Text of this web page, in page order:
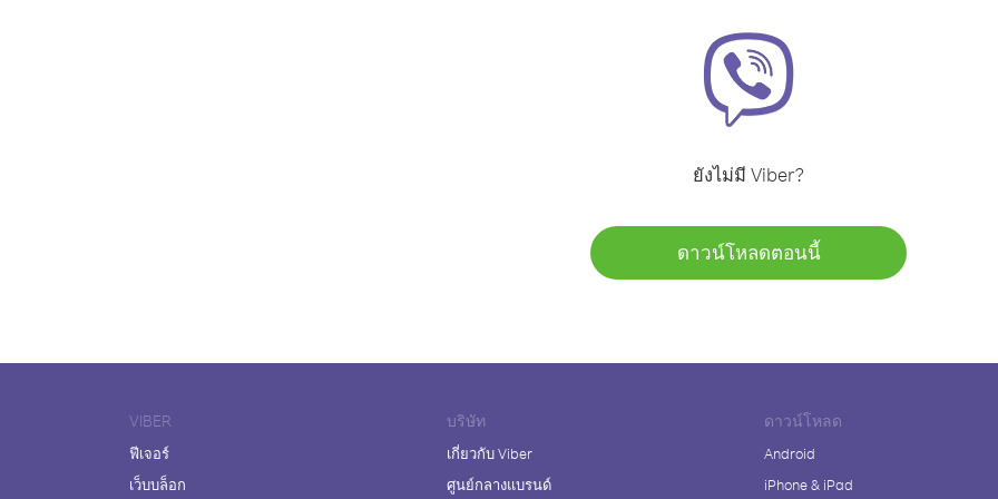
ยังไม่มี Viber?
ดาวน์โหลดตอนนี้
VIBER
ฟีเจอร์
เว็บบล็อก
บริษัท
เกี่ยวกับ Viber
ศูนย์กลางแบรนด์
ดาวน์โหลด
Android
iPhone & iPad